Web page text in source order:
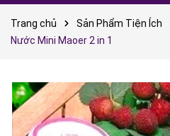
Trang chủ Sản Phẩm Tiện Ích
Nước Mini Maoer 2 in 1